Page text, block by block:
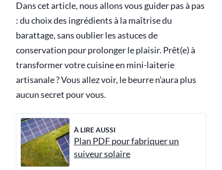
Dans cet article, nous allons vous guider pas à pas
: du choix des ingrédients à la maîtrise du
barattage, sans oublier les astuces de
conservation pour prolonger le plaisir. Prêt(e) à
transformer votre cuisine en mini-laiterie
artisanale ? Vous allez voir, le beurre n’aura plus
aucun secret pour vous.
À LIRE AUSSI
Plan PDF pour fabriquer un
suiveur solaire